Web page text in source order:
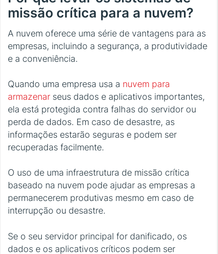
missão crítica para a nuvem?
A nuvem oferece uma série de vantagens para as
empresas, incluindo a segurança, a produtividade
e a conveniência.
Quando uma empresa usa a nuvem para
armazenar seus dados e aplicativos importantes,
ela está protegida contra falhas do servidor ou
perda de dados. Em caso de desastre, as
informações estarão seguras e podem ser
recuperadas facilmente.
O uso de uma infraestrutura de missão crítica
baseado na nuvem pode ajudar as empresas a
permanecerem produtivas mesmo em caso de
interrupção ou desastre.
Se o seu servidor principal for danificado, os
dados e os aplicativos críticos podem ser